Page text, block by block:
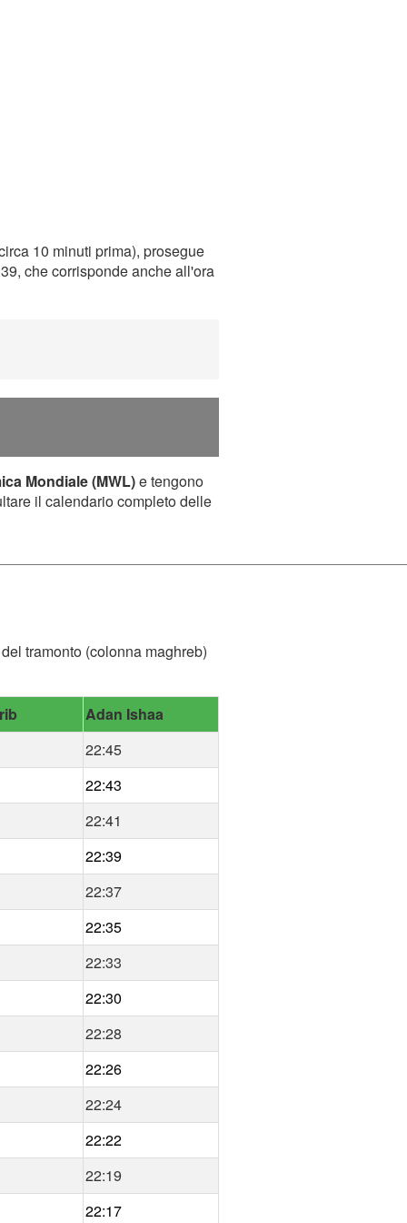
10 minuti prima), prosegue
che corrisponde anche all'ora
Mondiale (MWL)e tengono
il calendario completo delle
tramonto (colonna maghreb)
Adan Ishaa
22:45
22:43
22:41
22:39
22:37
22:35
22:33
22:30
22:28
22:26
22:24
22:22
22:19
22:17